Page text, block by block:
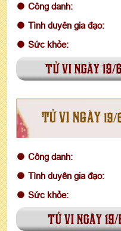
Công danh:
Tình duyên gia đạo:
Sức khỏe:
tử vi ngày 19/
TỬ VI NGÀY
Công danh:
Tình duyên gia đạo:
Sức khỏe:
tử vi ngày 19/